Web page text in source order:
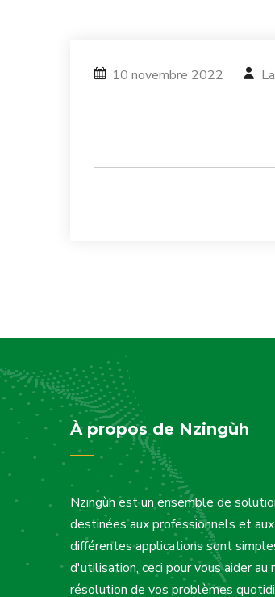
10 novembre 2022
À propos de Nzingùh
Nzingùh est un ensemble de
destinées aux professionnels et
différentes applications sont
d'utilisation, ceci pour vous aider au
résolution de vos problèmes